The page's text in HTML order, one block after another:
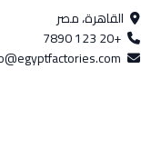
القاهرة، مصر
+20 123 7890